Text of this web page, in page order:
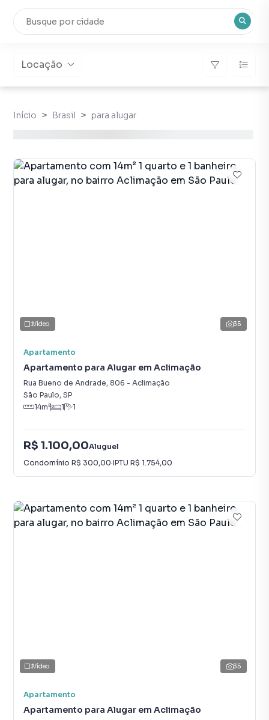
Locação
Início Brasil para alugar
35
Vídeo
Apartamento
Apartamento para Alugar em Aclimação
Rua Bueno de Andrade, 806 - Aclimação
São Paulo, SP
14m² 1 1
R$ 1.100,00Aluguel
Condomínio R$ 300,00·IPTU R$ 1.754,00
35
Vídeo
Apartamento
Apartamento para Alugar em Aclimação